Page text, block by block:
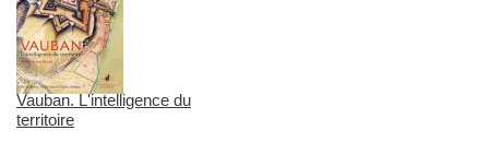
Vauban. L'intelligence du
territoire